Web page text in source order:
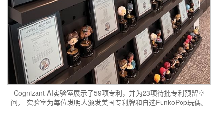
Cognizant AI实验室展示了59项专利，并为23项待批专利预留空
间。 实验室为每位发明人颁发美国专利牌和自选FunkoPop玩偶。